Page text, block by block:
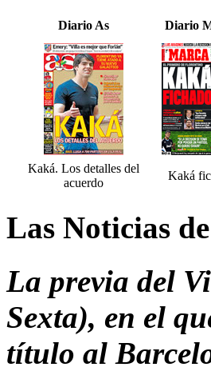
Diario As Diario
Kaká. Los detalles del
acuerdo
Kaká
Las Noticias
La previa del
Sexta), en el
título al